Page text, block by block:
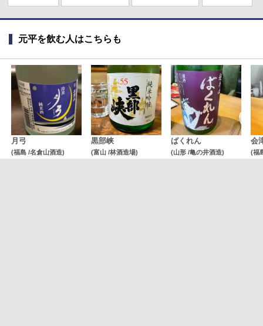
元平を飲む人はこちらも
月弓
(福島 /名倉山酒造)
黒部峡
(富山 /林酒造場)
ばくれん
(山形 /亀の井酒造)
会
(福